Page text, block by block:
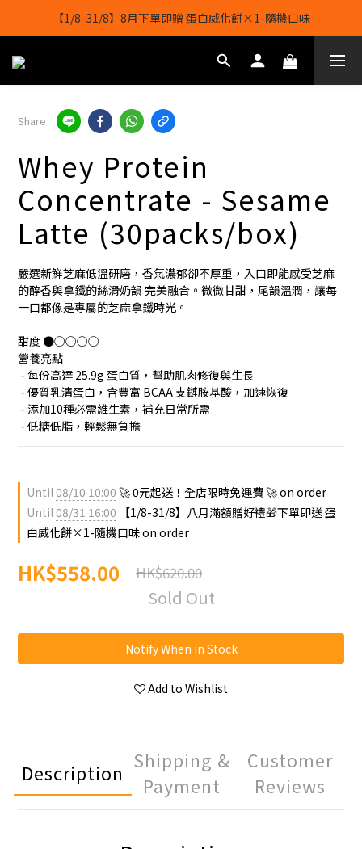
【1/8-31/8】8月下單即贈 蛋白威化餅×1-隨機口味
【1/8-31/8】8月下單即贈 蛋白威化餅×1-隨機口味
結帳輸入[gopowerhk]，可享全單*95折*，可與活動折扣疊加。
【1/8-31/8】8月下單即贈 蛋白威化餅×1-隨機口味
Share
Whey Protein
Concentrate - Sesame
Latte (30packs/box)
嚴選新鮮芝麻低溫研磨，香氣濃郁卻不厚重，入口即能感受芝麻
的醇香與拿鐵的絲滑奶韻 完美融合。微微甘甜，尾韻溫潤，讓每
一口都像是專屬的芝麻拿鐵時光。
甜度 ●○○○○
營養亮點
- 每份高達 25.9g 蛋白質，幫助肌肉修復與生長
- 優質乳清蛋白，含豐富 BCAA 支鏈胺基酸，加速恢復
- 添加10種必需維生素，補充日常所需
- 低糖低脂，輕鬆無負擔
Until08/10 10:00 🚀 0元起送！全店限時免運費 🚀 on order
Until08/31 16:00 【1/8-31/8】八月滿額贈好禮🎁下單即送 蛋
白威化餅×1-隨機口味 on order
HK$558.00 HK$620.00
Sold Out
Notify When in Stock
Add to Wishlist
Description
Shipping &
Payment
Customer
Reviews